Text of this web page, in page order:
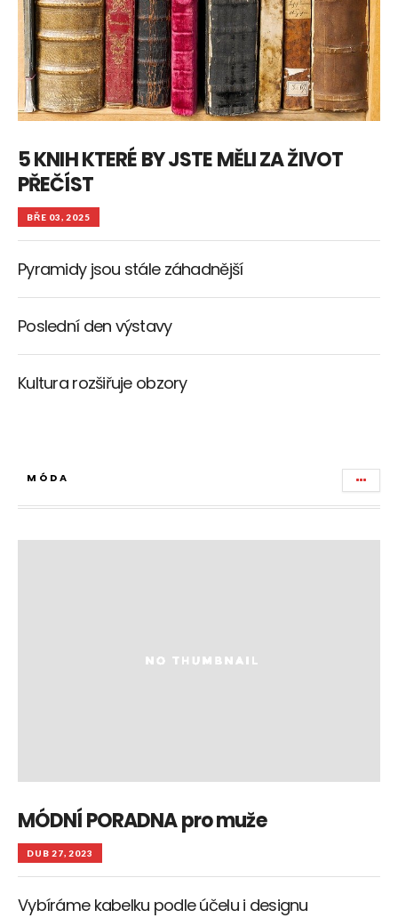
5 KNIH KTERÉ BY JSTE MĚLI ZA ŽIVOT
PŘEČÍST
BŘE 03, 2025
Pyramidy jsou stále záhadnější
Poslední den výstavy
Kultura rozšiřuje obzory
MÓDA
MÓDNÍ PORADNA pro muže
DUB 27, 2023
Vybíráme kabelku podle účelu i designu